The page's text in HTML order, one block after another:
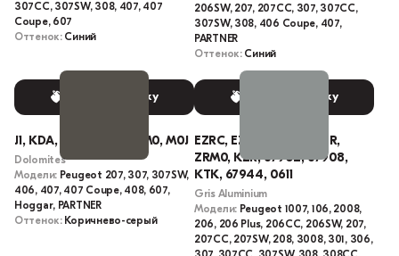
307CC, 307SW, 308, 407, 407
Coupe, 607
Оттенок: Синий
Выбрать краску
206SW, 207, 207CC, 307, 307CC,
307SW, 308, 406 Coupe, 407,
PARTNER
Оттенок: Синий
Выбрать краску
J1, KDA, M0J1, KDAC, J1M0, M0J
Dolomites
Модели: Peugeot 207, 307, 307SW,
406, 407, 407 Coupe, 408, 607,
Hoggar, PARTNER
Оттенок: Коричнево-серый
EZRC, EZR, M0ZR, 611, ZR,
ZRM0, KZR, 67902, 67908,
KTK, 67944, 0611
Gris Aluminium
Модели: Peugeot 1007, 106, 2008,
206, 206 Plus, 206CC, 206SW, 207,
207CC, 207SW, 208, 3008, 301, 306,